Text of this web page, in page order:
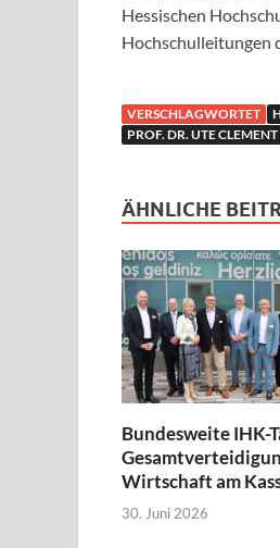
Hessischen
Hochschulleitungen
VERSCHLAGWORTET
PROF. DR. UTE CLEMENT
ÄHNLICHE
Bundesweite IHK-
Wirtschaft am
30. Juni 2026